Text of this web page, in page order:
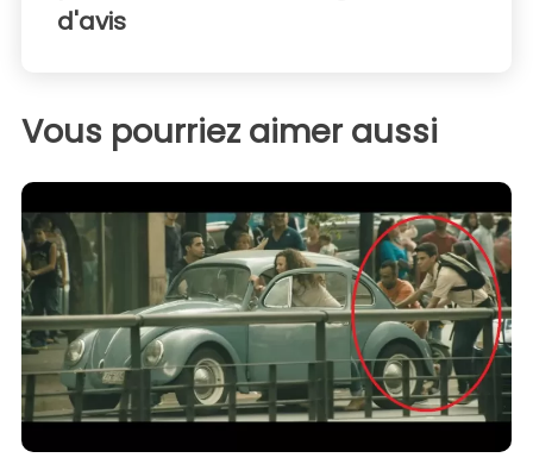
d'avis
Vous pourriez aimer aussi